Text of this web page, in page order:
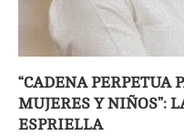
“CADENA PERPETUA
MUJERES Y NIÑOS”:
ESPRIELLA